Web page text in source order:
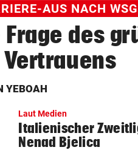
AUS NACH
Frage des
Vertrauens
YEBOAH
Laut Medien
Italienischer
Nenad Bjelica